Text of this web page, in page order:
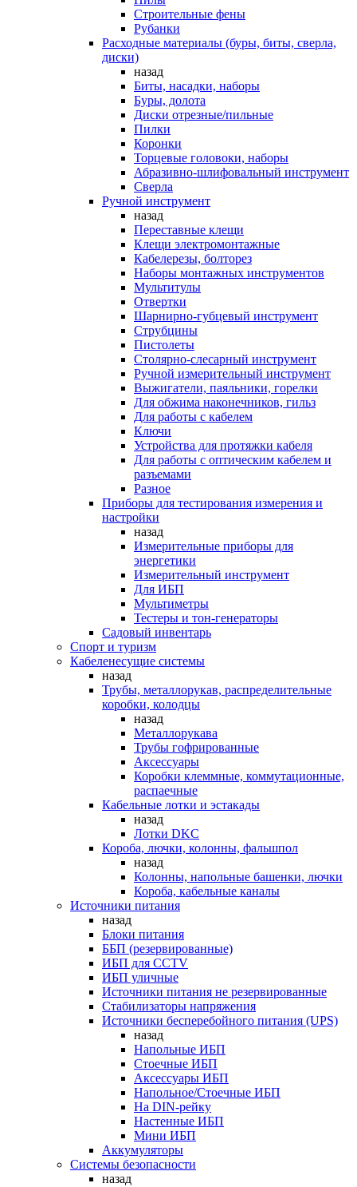
Строительные фены
Рубанки
Расходные материалы (буры, биты, сверла,
диски)
назад
Биты, насадки, наборы
Буры, долота
Диски отрезные/пильные
Пилки
Коронки
Торцевые головоки, наборы
Абразивно-шлифовальный инструмент
Сверла
Ручной инструмент
назад
Переставные клещи
Клещи электромонтажные
Кабелерезы, болторез
Наборы монтажных инструментов
Мультитулы
Отвертки
Шарнирно-губцевый инструмент
Струбцины
Пистолеты
Столярно-слесарный инструмент
Ручной измерительный инструмент
Выжигатели, паяльники, горелки
Для обжима наконечников, гильз
Для работы с кабелем
Ключи
Устройства для протяжки кабеля
Для работы с оптическим кабелем и
разъемами
Разное
Приборы для тестирования измерения и
настройки
назад
Измерительные приборы для
энергетики
Измерительный инструмент
Для ИБП
Мультиметры
Тестеры и тон-генераторы
Садовый инвентарь
Спорт и туризм
Кабеленесущие системы
назад
Трубы, металлорукав, распределительные
коробки, колодцы
назад
Металлорукава
Трубы гофрированные
Аксессуары
Коробки клеммные, коммутационные,
распаечные
Кабельные лотки и эстакады
назад
Лотки DKC
Короба, лючки, колонны, фальшпол
назад
Колонны, напольные башенки, лючки
Короба, кабельные каналы
Источники питания
назад
Блоки питания
ББП (резервированные)
ИБП для CCTV
ИБП уличные
Источники питания не резервированные
Стабилизаторы напряжения
Источники бесперебойного питания (UPS)
назад
Напольные ИБП
Стоечные ИБП
Аксессуары ИБП
Напольное/Стоечные ИБП
На DIN-рейку
Настенные ИБП
Мини ИБП
Аккумуляторы
Системы безопасности
назад